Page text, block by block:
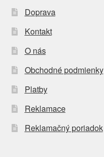
Doprava
Kontakt
O nás
Obchodné podmienky
Platby
Reklamace
Reklamačný poriadok